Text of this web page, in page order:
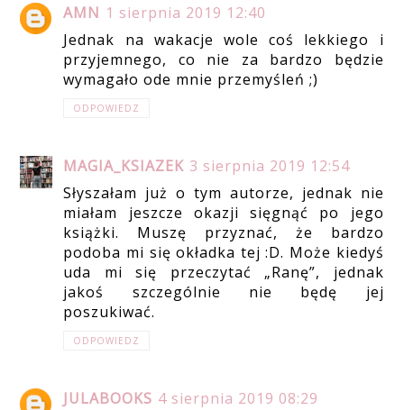
AMN 1 sierpnia 2019 12:40
Jednak na wakacje wole coś lekkiego i
przyjemnego, co nie za bardzo będzie
wymagało ode mnie przemyśleń ;)
ODPOWIEDZ
MAGIA_KSIAZEK 3 sierpnia 2019 12:54
Słyszałam już o tym autorze, jednak nie
miałam jeszcze okazji sięgnąć po jego
książki. Muszę przyznać, że bardzo
podoba mi się okładka tej :D. Może kiedyś
uda mi się przeczytać „Ranę”, jednak
jakoś szczególnie nie będę jej
poszukiwać.
ODPOWIEDZ
JULABOOKS 4 sierpnia 2019 08:29